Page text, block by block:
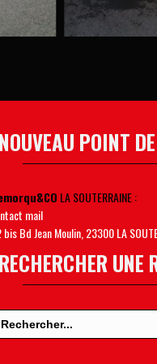
NOUVEAU POINT
LA SOUTERRAINE :
mail
bis Bd Jean Moulin, 23300 LA
RECHERCHER UNE